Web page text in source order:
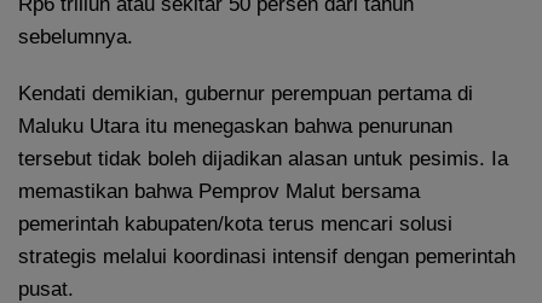
sebelumnya.
Kendati demikian, gubernur perempuan pertama di
Maluku Utara itu menegaskan bahwa penurunan
tersebut tidak boleh dijadikan alasan untuk pesimis. Ia
memastikan bahwa Pemprov Malut bersama
pemerintah kabupaten/kota terus mencari solusi
strategis melalui koordinasi intensif dengan pemerintah
pusat.